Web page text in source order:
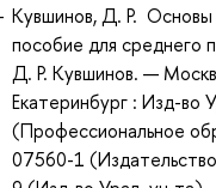
Кувшинов, Д. Р. Основы
пособие для среднего
Д. Р. Кувшинов. —
Екатеринбург : Изд-во
(Профессиональное
07560-1